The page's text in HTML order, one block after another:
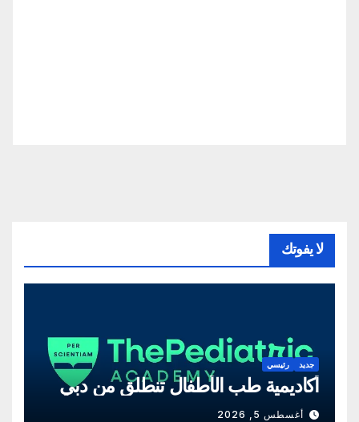
لا يفوتك
جديد رئيسي
أكاديمية طب الأطفال تنطلق من دبي
أغسطس 5, 2026